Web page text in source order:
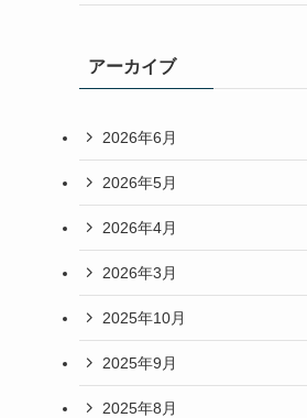
アーカイブ
2026年6月
2026年5月
2026年4月
2026年3月
2025年10月
2025年9月
2025年8月